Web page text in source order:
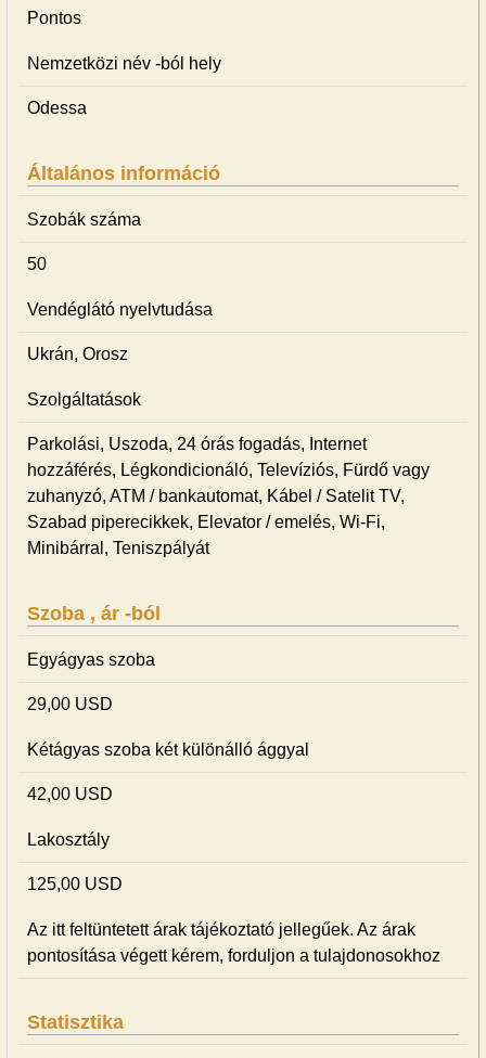
Pontos
Nemzetközi név -ból hely
Odessa
Általános információ
Szobák száma
50
Vendéglátó nyelvtudása
Ukrán, Orosz
Szolgáltatások
Parkolási, Uszoda, 24 órás fogadás, Internet
hozzáférés, Légkondicionáló, Televíziós, Fürdő vagy
zuhanyzó, ATM / bankautomat, Kábel / Satelit TV,
Szabad piperecikkek, Elevator / emelés, Wi-Fi,
Minibárral, Teniszpályát
Szoba , ár -ból
Egyágyas szoba
29,00 USD
Kétágyas szoba két különálló ággyal
42,00 USD
Lakosztály
125,00 USD
Az itt feltüntetett árak tájékoztató jellegűek. Az árak
pontosítása végett kérem, forduljon a tulajdonosokhoz
Statisztika